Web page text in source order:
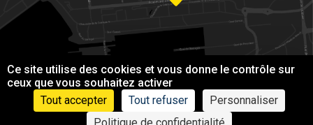
Ce site utilise des cookies et vous donne le contrôle sur
ceux que vous souhaitez activer
Tout accepter
Tout refuser
Personnaliser